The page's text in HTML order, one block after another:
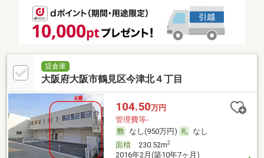
貸倉庫
大阪府大阪市鶴見区今津北４丁目
104.50万円
管理費等-
なし(950万円)
なし
面積230.52m2
2016年2月(築10年7ヶ月)